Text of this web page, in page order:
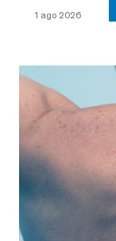
1 ago 2026